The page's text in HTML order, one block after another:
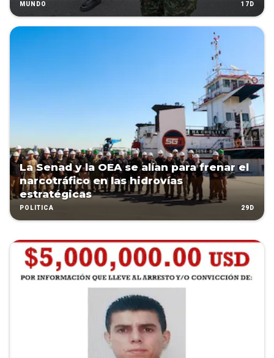
MUNDO 17D
La Senad y la OEA se alían para frenar el
narcotráfico en las hidrovías
estratégicas
POLÍTICA 29D